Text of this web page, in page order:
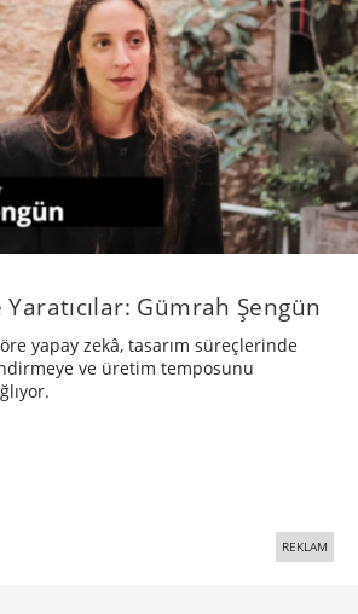
Gümrah Şengün
yapay zekâ, tasarım süreçlerinde
ve üretim temposunu
REKLAM